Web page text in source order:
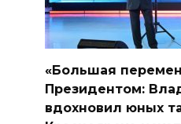
«Большая
Президентом:
вдохновил юных